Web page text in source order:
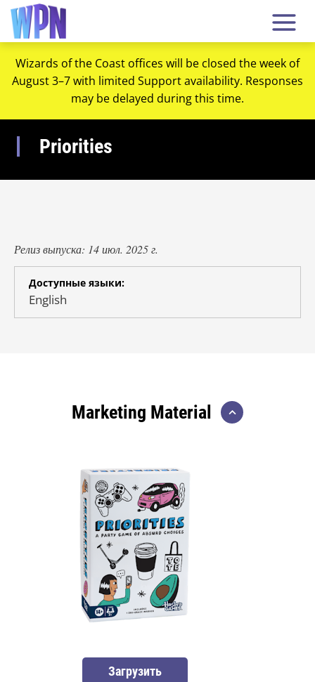
Wizards of the Coast offices will be closed the week of
August 3–7 with limited Support availability. Responses
may be delayed during this time.
Priorities
Релиз выпуска: 14 июл. 2025 г.
Доступные языки:
English
Marketing Material
Загрузить